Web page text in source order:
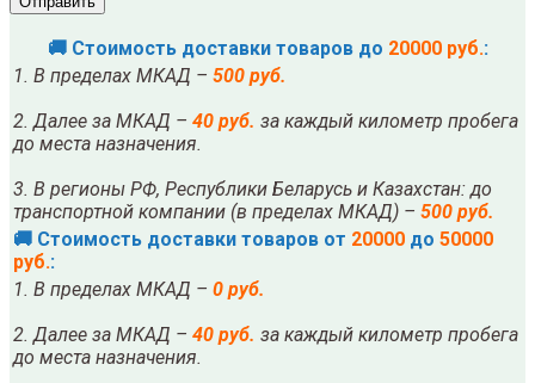
🚚 Стоимость доставки товаров до 20000 руб.:
1. В пределах МКАД – 500 руб.
2. Далее за МКАД – 40 руб. за каждый километр пробега
до места назначения.
3. В регионы РФ, Республики Беларусь и Казахстан: до
транспортной компании (в пределах МКАД) – 500 руб.
🚚 Стоимость доставки товаров от 20000 до 50000
руб.:
1. В пределах МКАД – 0 руб.
2. Далее за МКАД – 40 руб. за каждый километр пробега
до места назначения.